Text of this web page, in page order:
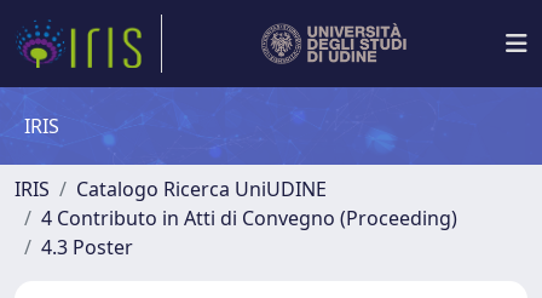
IRIS
IRIS
Catalogo Ricerca UniUDINE
4 Contributo in Atti di Convegno (Proceeding)
4.3 Poster